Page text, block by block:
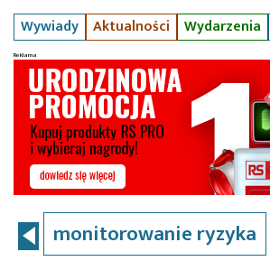
Wywiady Aktualności Wydarzenia
monitorowanie ryzyka